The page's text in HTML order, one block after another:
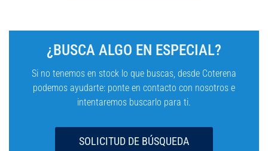
¿BUSCA ALGO EN ESPECIAL?
Si no tenemos en stock lo que buscas, desde Coterena
podemos ayudarte: ponte en contacto con nosotros e
intentaremos buscarlo para ti.
SOLICITUD DE BÚSQUEDA